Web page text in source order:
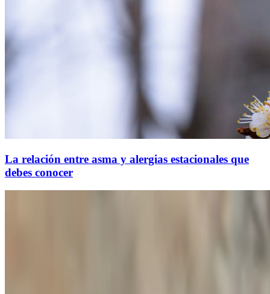
La relación entre asma y alergias estacionales que
debes conocer